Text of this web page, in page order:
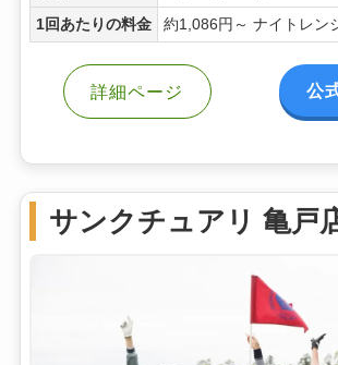
1回あたりの料金 約1,086円～ ナイトレン
詳細ページ 公
サンクチュアリ 亀戸